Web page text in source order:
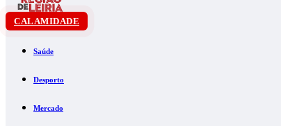
CALAMIDADE
Saúde
Desporto
Mercado